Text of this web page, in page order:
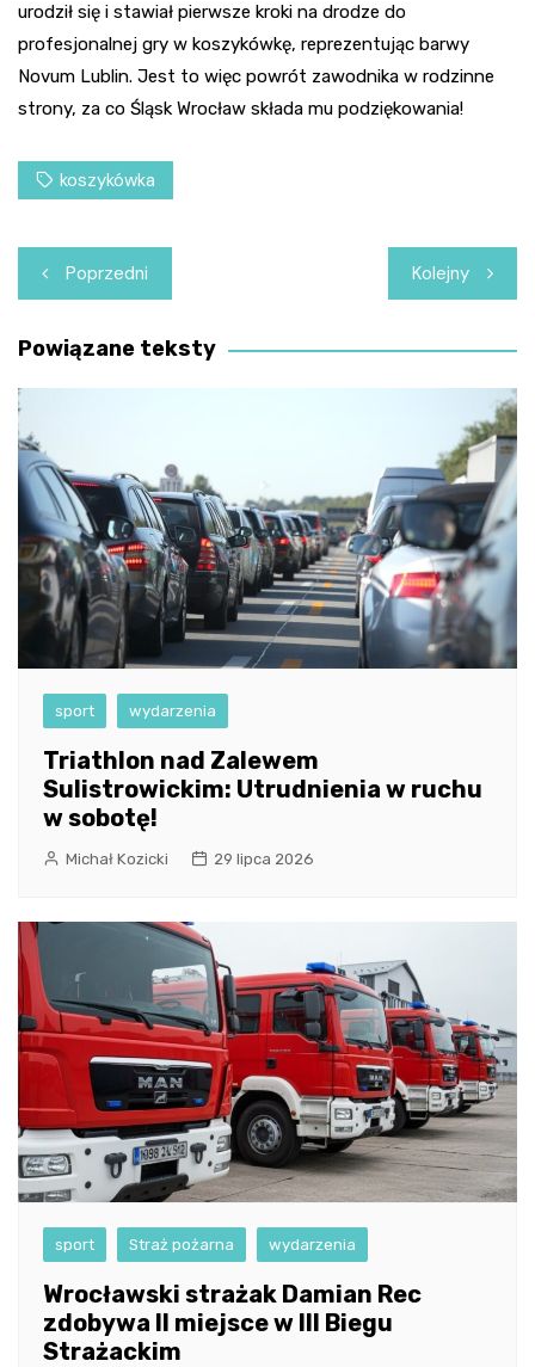
urodził się i stawiał pierwsze kroki na drodze do
profesjonalnej gry w koszykówkę, reprezentując barwy
Novum Lublin. Jest to więc powrót zawodnika w rodzinne
strony, za co Śląsk Wrocław składa mu podziękowania!
koszykówka
Nawigacja
wpisu
Poprzedni Kolejny
Powiązane teksty
sport wydarzenia
Triathlon nad Zalewem
Sulistrowickim: Utrudnienia w ruchu
w sobotę!
Michał Kozicki 29 lipca 2026
sport Straż pożarna wydarzenia
Wrocławski strażak Damian Rec
zdobywa II miejsce w III Biegu
Strażackim